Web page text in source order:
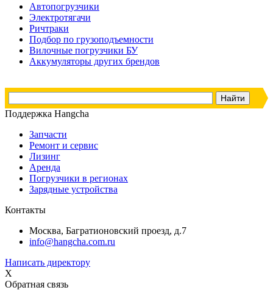
Автопогрузчики
Электротягачи
Ричтраки
Подбор по грузоподъемности
Вилочные погрузчики БУ
Аккумуляторы других брендов
Поддержка Hangcha
Запчасти
Ремонт и сервис
Лизинг
Аренда
Погрузчики в регионах
Зарядные устройства
Контакты
Москва, Багратионовский проезд, д.7
info@hangcha.com.ru
Написать директору
X
Обратная связь